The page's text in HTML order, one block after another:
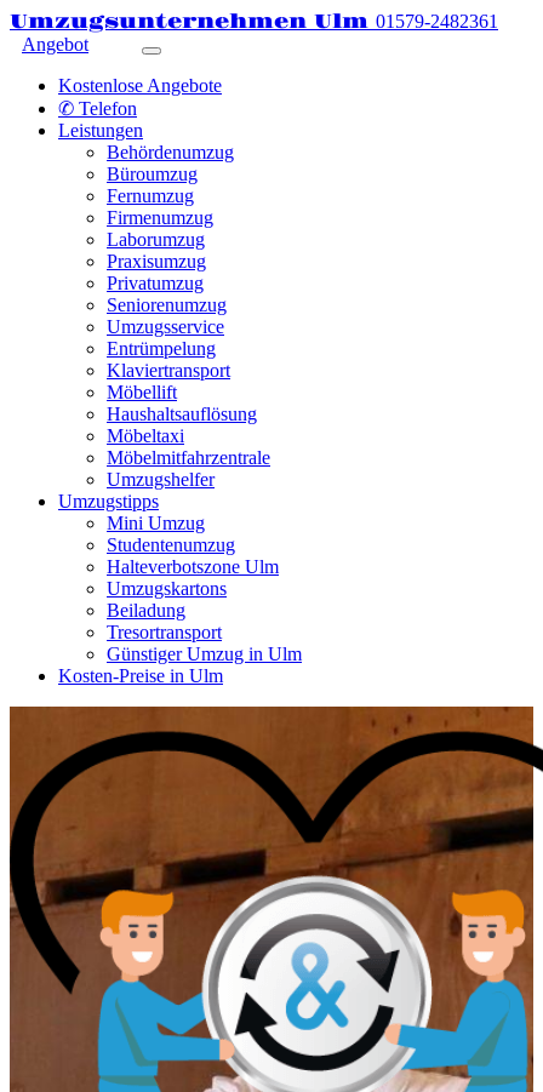
Umzugsunternehmen Ulm 01579-2482361
Angebot
Kostenlose Angebote
✆ Telefon
Leistungen
Behördenumzug
Büroumzug
Fernumzug
Firmenumzug
Laborumzug
Praxisumzug
Privatumzug
Seniorenumzug
Umzugsservice
Entrümpelung
Klaviertransport
Möbellift
Haushaltsauflösung
Möbeltaxi
Möbelmitfahrzentrale
Umzugshelfer
Umzugstipps
Mini Umzug
Studentenumzug
Halteverbotszone Ulm
Umzugskartons
Beiladung
Tresortransport
Günstiger Umzug in Ulm
Kosten-Preise in Ulm